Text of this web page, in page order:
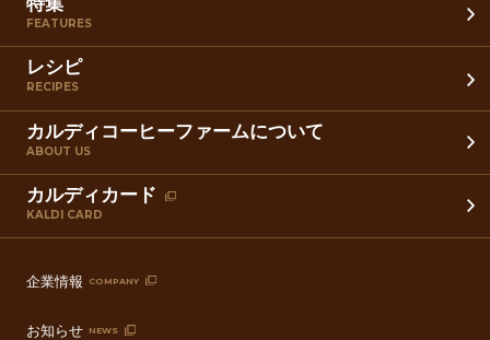
FEATURES
レシピ
RECIPES
カルディコーヒーファームについて
ABOUT US
カルディカード
KALDI CARD
企業情報 COMPANY
お知らせ NEWS